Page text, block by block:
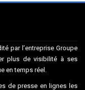
par l’entreprise Groupe
plus de visibilité à ses
en temps réel.
de presse en lignes les